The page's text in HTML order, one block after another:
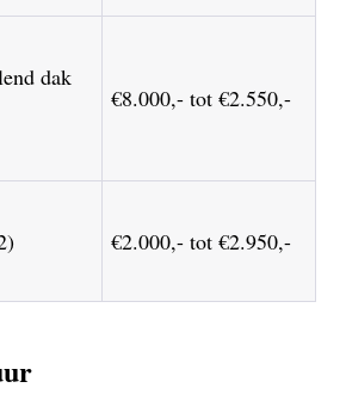
dak
€8.000,- tot €2.550,-
€2.000,- tot €2.950,-